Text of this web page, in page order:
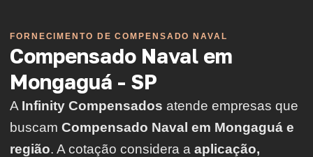
FORNECIMENTO DE COMPENSADO NAVAL
Compensado Naval em
Mongaguá - SP
A Infinity Compensados atende empresas que
buscam Compensado Naval em Mongaguá e
região. A cotação considera a aplicação,